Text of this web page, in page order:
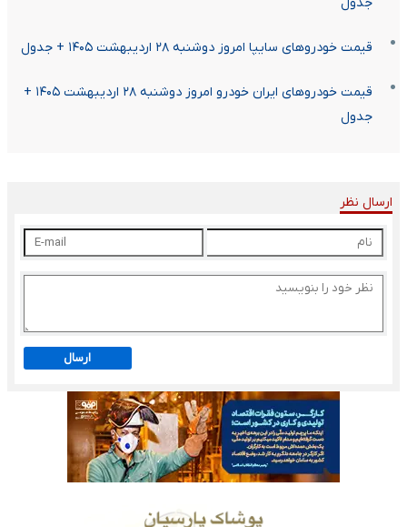
قیمت خودرو‌های سایپا امروز دوشنبه ۲۸ اردیبهشت ۱۴۰۵ + جدول
قیمت خودرو‌های ایران خودرو امروز دوشنبه ۲۸ اردیبهشت ۱۴۰۵ +
جدول
ارسال نظر
ارسال